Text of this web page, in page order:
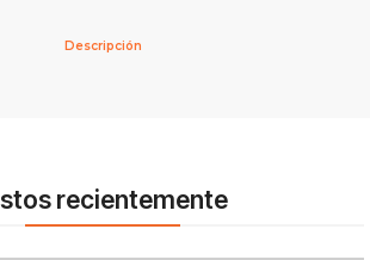
Descripción
recientemente